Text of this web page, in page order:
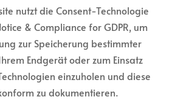
nutzt die Consent-Technologie
& Compliance for GDPR, um
zur Speicherung bestimmter
Endgerät oder zum Einsatz
einzuholen und diese
zu dokumentieren.